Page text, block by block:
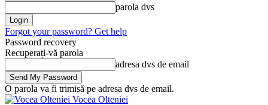
parola dvs
Forgot your password? Get help
Password recovery
Recuperați-vă parola
adresa dvs de email
O parola va fi trimisă pe adresa dvs de email.
Vocea Olteniei